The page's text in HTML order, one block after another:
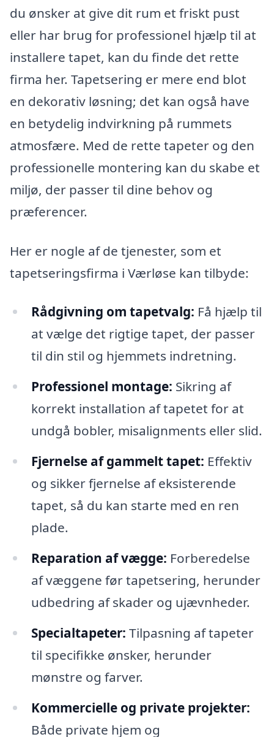
du ønsker at give dit rum et friskt pust
eller har brug for professionel hjælp til at
installere tapet, kan du finde det rette
firma her. Tapetsering er mere end blot
en dekorativ løsning; det kan også have
en betydelig indvirkning på rummets
atmosfære. Med de rette tapeter og den
professionelle montering kan du skabe et
miljø, der passer til dine behov og
præferencer.
Her er nogle af de tjenester, som et
tapetseringsfirma i Værløse kan tilbyde:
Rådgivning om tapetvalg: Få hjælp til
at vælge det rigtige tapet, der passer
til din stil og hjemmets indretning.
Professionel montage: Sikring af
korrekt installation af tapetet for at
undgå bobler, misalignments eller slid.
Fjernelse af gammelt tapet: Effektiv
og sikker fjernelse af eksisterende
tapet, så du kan starte med en ren
plade.
Reparation af vægge: Forberedelse
af væggene før tapetsering, herunder
udbedring af skader og ujævnheder.
Specialtapeter: Tilpasning af tapeter
til specifikke ønsker, herunder
mønstre og farver.
Kommercielle og private projekter:
Både private hjem og